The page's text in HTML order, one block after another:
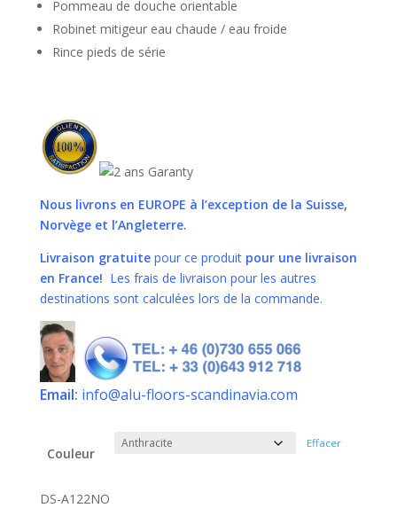
Pommeau de douche orientable
Robinet mitigeur eau chaude / eau froide
Rince pieds de série
Nous livrons en EUROPE à l’exception de la Suisse,
Norvège et l’Angleterre.
Livraison gratuitepour ce produit pour une livraison
en France! Les frais de livraison pour les autres
destinations sont calculées lors de la commande.
Email: info@alu-floors-scandinavia.com
Couleur
Effacer
DS-A122NO